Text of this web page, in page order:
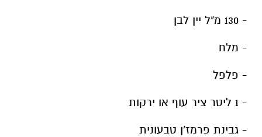
- 130 מ"ל יין לבן
- מלח
- פלפל
- 1 ליטר ציר עוף או ירקות
- גבינת פרמז'ן טבעונית